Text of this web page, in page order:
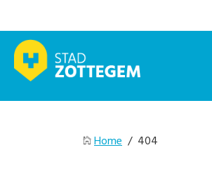
Home / 404